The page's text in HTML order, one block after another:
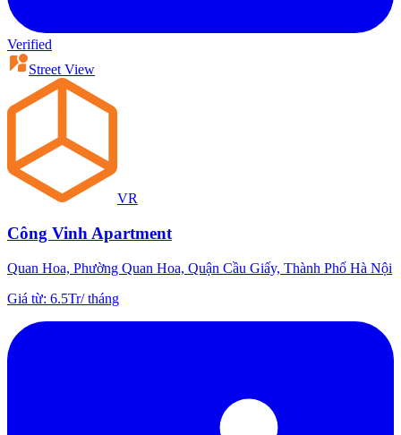
Verified
Street View
VR
Công Vinh Apartment
Quan Hoa, Phường Quan Hoa, Quận Cầu Giấy, Thành Phố Hà Nội
Giá từ: 6.5Tr/tháng